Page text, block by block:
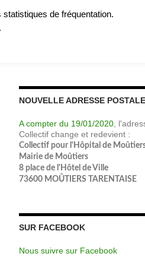
NOUVELLE ADRESSE POSTALE
A compter du 19/01/2020 ,
Collectif change et redevient :
Collectif pour l'Hôpital de
Mairie de Moûtiers
8 place de l'Hôtel de Ville
73600 MOÛTIERS TARENTAISE
SUR FACEBOOK
Nous suivre sur Facebook
de fréquentation.